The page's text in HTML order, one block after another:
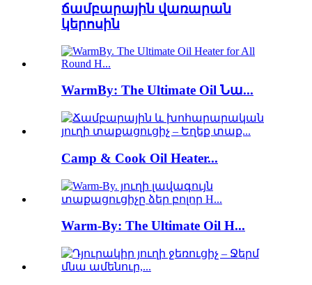
ճամբարային վառարան
կերոսին
WarmBy: The Ultimate Oil Նա...
Camp & Cook Oil Heater...
Warm-By: The Ultimate Oil H...